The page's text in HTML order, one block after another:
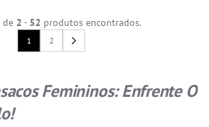
de 2 - 52 produtos encontrados.
1 2
Femininos: Enfrente O